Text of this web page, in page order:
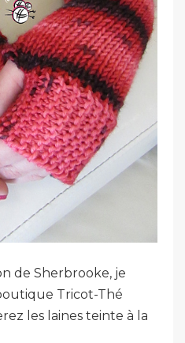
de Sherbrooke, je
Tricot-Thé
les laines teinte à la